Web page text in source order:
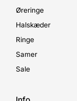
Øreringe
Halskæder
Ringe
Samer
Sale